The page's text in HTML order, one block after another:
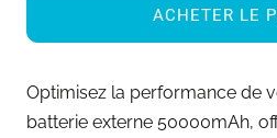
ACHETER LE
Optimisez la performance de
batterie externe 50000mAh,